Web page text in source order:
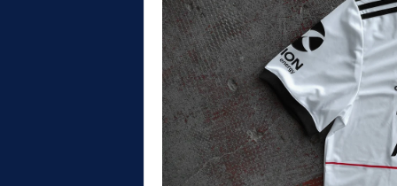
d
e
G
o